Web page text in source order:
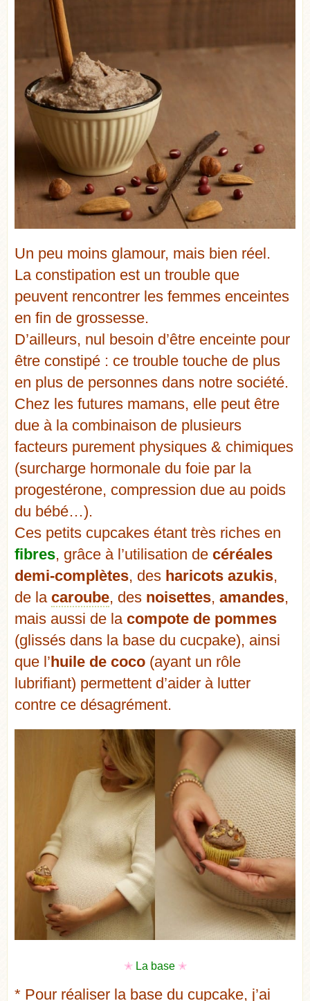
Un peu moins glamour, mais bien réel.
La constipation est un trouble que
peuvent rencontrer les femmes enceintes
en fin de grossesse.
D’ailleurs, nul besoin d’être enceinte pour
être constipé : ce trouble touche de plus
en plus de personnes dans notre société.
Chez les futures mamans, elle peut être
due à la combinaison de plusieurs
facteurs purement physiques & chimiques
(surcharge hormonale du foie par la
progestérone, compression due au poids
du bébé…).
Ces petits cupcakes étant très riches en
fibres, grâce à l’utilisation de céréales
demi-complètes, des haricots azukis,
de la caroube, des noisettes, amandes,
mais aussi de la compote de pommes
(glissés dans la base du cucpake), ainsi
que l’huile de coco (ayant un rôle
lubrifiant) permettent d’aider à lutter
contre ce désagrément.
✭La base✭
* Pour réaliser la base du cupcake, j’ai